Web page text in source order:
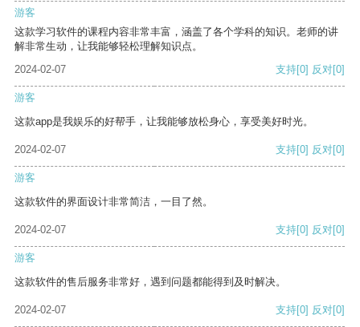
游客
这款学习软件的课程内容非常丰富，涵盖了各个学科的知识。老师的讲
解非常生动，让我能够轻松理解知识点。
2024-02-07
支持[0] 反对[0]
游客
这款app是我娱乐的好帮手，让我能够放松身心，享受美好时光。
2024-02-07 支持[0] 反对[0]
游客
这款软件的界面设计非常简洁，一目了然。
2024-02-07 支持[0] 反对[0]
游客
这款软件的售后服务非常好，遇到问题都能得到及时解决。
2024-02-07 支持[0] 反对[0]